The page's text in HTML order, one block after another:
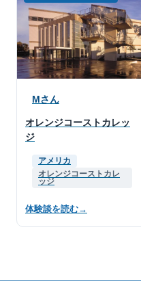
Mさん
オレンジコーストカレッ
ジ
アメリカ
オレンジコーストカレ
ッジ
体験談を読む→